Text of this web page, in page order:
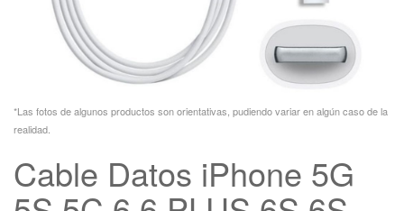
*Las fotos de algunos productos son orientativas, pudiendo variar en algún caso de la
realidad.
Cable Datos iPhone 5G